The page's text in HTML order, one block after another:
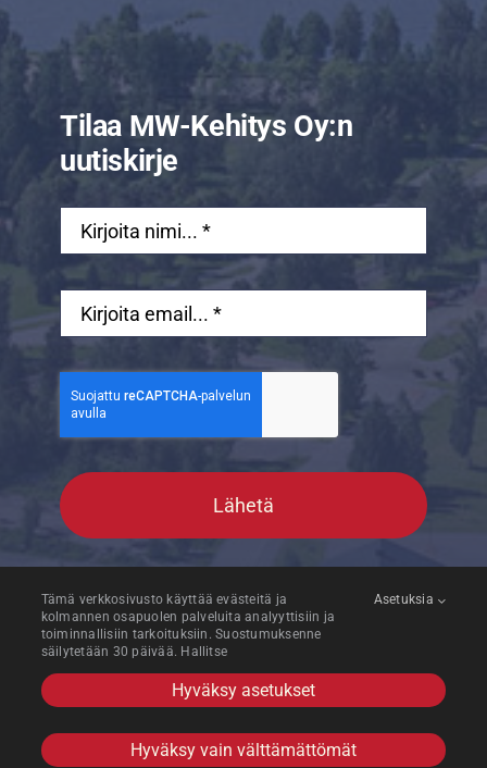
Tilaa MW-Kehitys Oy:n
uutiskirje
Lähetä
© MW-Kehitys Oy 2026. All rights reserved.
Tämä verkkosivusto käyttää evästeitä ja
kolmannen osapuolen palveluita analyyttisiin ja
toiminnallisiin tarkoituksiin. Suostumuksenne
säilytetään 30 päivää. Hallitse
Asetuksia
Hyväksy asetukset
Hyväksy vain välttämättömät